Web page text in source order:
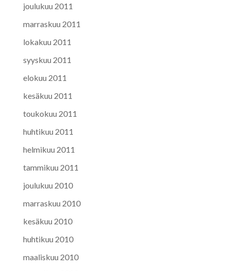
joulukuu 2011
marraskuu 2011
lokakuu 2011
syyskuu 2011
elokuu 2011
kesäkuu 2011
toukokuu 2011
huhtikuu 2011
helmikuu 2011
tammikuu 2011
joulukuu 2010
marraskuu 2010
kesäkuu 2010
huhtikuu 2010
maaliskuu 2010